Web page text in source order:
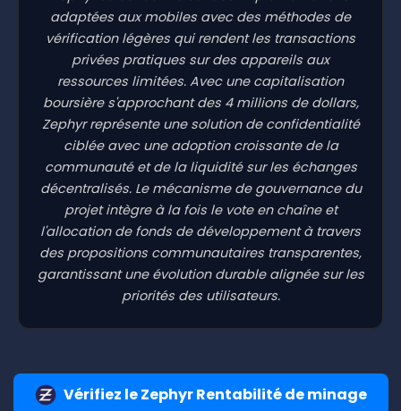
adaptées aux mobiles avec des méthodes de
vérification légères qui rendent les transactions
privées pratiques sur des appareils aux
ressources limitées. Avec une capitalisation
boursière s'approchant des 4 millions de dollars,
Zephyr représente une solution de confidentialité
ciblée avec une adoption croissante de la
communauté et de la liquidité sur les échanges
décentralisés. Le mécanisme de gouvernance du
projet intègre à la fois le vote en chaîne et
l'allocation de fonds de développement à travers
des propositions communautaires transparentes,
garantissant une évolution durable alignée sur les
priorités des utilisateurs.
Vérifiez le Zephyr Rentabilité de minage